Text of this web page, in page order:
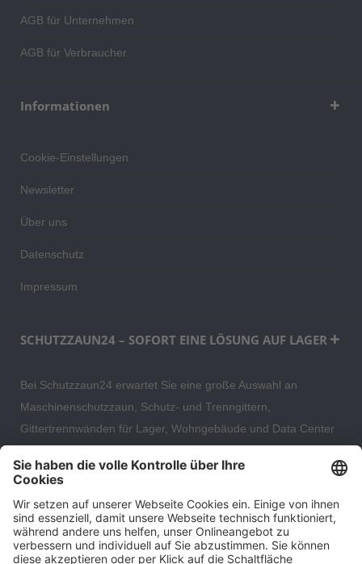
AGB für Unternehmen
AGB für Verbraucher
Informationen
Cookie-Einstellungen
Newsletter
Über uns
Datenschutz
Impressum
SCHUTZZAUN24 – SOFORT EINE LÖSUNG AUF LAGER
Bei Schutzzaun24 erwartet Sie eine große Auswahl an
Maschinenschutzzaun, Schutz- und Trenngittern,
Gittertrennwänden für Lager, Wohngebäude und Data Center
hochwertige Gartenzäune und Zaunsysteme für die sichere
öffentlichen Grundstücken. Darüber hinaus finden Sie bei uns
Produkte der Betriebsausstattung, wie Absperrtechnik,
Transportgeräte, Verkehrssicherung sowie Bau- und